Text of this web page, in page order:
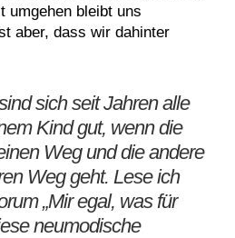
umgehen bleibt uns
aber, dass wir dahinter
sich seit Jahren alle
Kind gut, wenn die
Weg und die andere
Weg geht. Lese ich
„Mir egal, was für
neumodische